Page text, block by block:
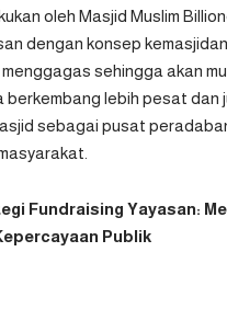
oleh Masjid Muslim
dengan konsep
sehingga akan
berkembang lebih pesat dan
sebagai pusat
Fundraising Yayasan:
Publik